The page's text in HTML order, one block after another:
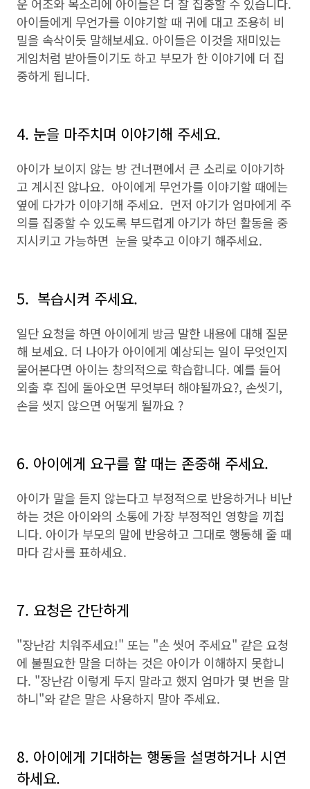
운 어조와 목소리에 아이들은 더 잘 집중할 수 있습니다.
아이들에게 무언가를 이야기할 때 귀에 대고 조용히 비
밀을 속삭이듯 말해보세요. 아이들은 이것을 재미있는
게임처럼 받아들이기도 하고 부모가 한 이야기에 더 집
중하게 됩니다.
4. 눈을 마주치며 이야기해 주세요.
아이가 보이지 않는 방 건너편에서 큰 소리로 이야기하
고 계시진 않나요. 아이에게 무언가를 이야기할 때에는
옆에 다가가 이야기해 주세요. 먼저 아기가 엄마에게 주
의를 집중할 수 있도록 부드럽게 아기가 하던 활동을 중
지시키고 가능하면 눈을 맞추고 이야기 해주세요.
5. 복습시켜 주세요.
일단 요청을 하면 아이에게 방금 말한 내용에 대해 질문
해 보세요. 더 나아가 아이에게 예상되는 일이 무엇인지
물어본다면 아이는 창의적으로 학습합니다. 예를 들어
외출 후 집에 돌아오면 무엇부터 해야될까요?, 손씻기,
손을 씻지 않으면 어떻게 될까요 ?
6. 아이에게 요구를 할 때는 존중해 주세요.
아이가 말을 듣지 않는다고 부정적으로 반응하거나 비난
하는 것은 아이와의 소통에 가장 부정적인 영향을 끼칩
니다. 아이가 부모의 말에 반응하고 그대로 행동해 줄 때
마다 감사를 표하세요.
7. 요청은 간단하게
"장난감 치워주세요!" 또는 "손 씻어 주세요" 같은 요청
에 불필요한 말을 더하는 것은 아이가 이해하지 못합니
다. "장난감 이렇게 두지 말라고 했지 엄마가 몇 번을 말
하니"와 같은 말은 사용하지 말아 주세요.
8. 아이에게 기대하는 행동을 설명하거나 시연
하세요.